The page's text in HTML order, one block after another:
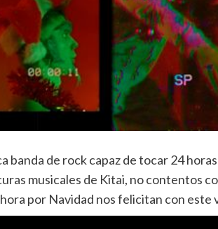
banda de rock capaz de tocar 24
musicales de Kitai, no contentos
por Navidad nos felicitan con este